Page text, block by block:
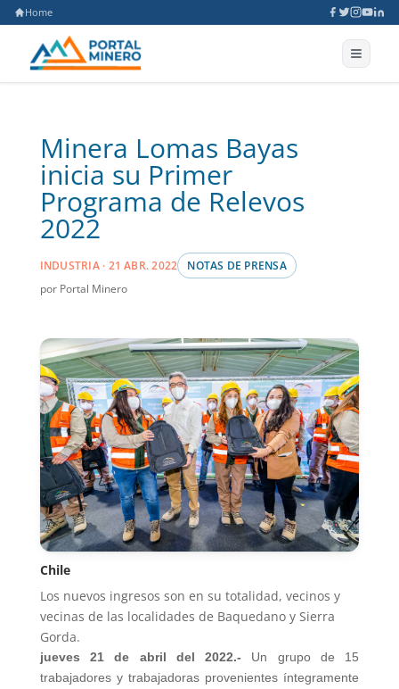
Home
Minera Lomas Bayas
inicia su Primer
Programa de Relevos
2022
INDUSTRIA · 21 ABR. 2022 NOTAS DE PRENSA
por Portal Minero
Chile
Los nuevos ingresos son en su totalidad, vecinos y
vecinas de las localidades de Baquedano y Sierra
Gorda.
jueves 21 de abril del 2022.- Un grupo de 15
trabajadores y trabajadoras provenientes íntegramente